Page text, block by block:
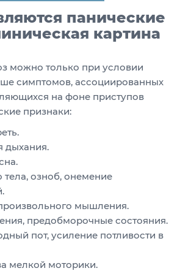
панические
картина
можно только при условии
симптомов, ассоциированных
на фоне приступов
признаки:
дыхания.
тела, озноб, онемение
мышления.
предобморочные состояния.
пот, усиление потливости в
мелкой моторики.